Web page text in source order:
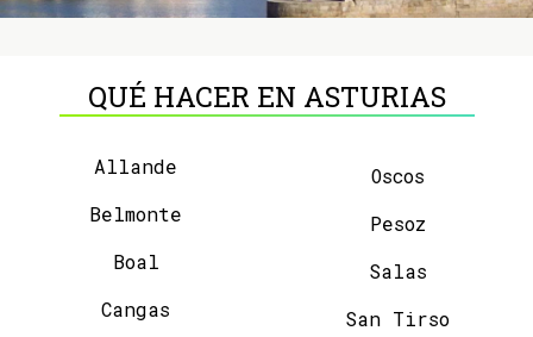
QUÉ HACER EN ASTURIAS
Allande
Belmonte
Boal
Cangas
Oscos
Pesoz
Salas
San Tirso